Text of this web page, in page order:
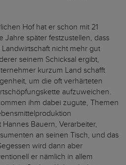
Hof hat er schon mit 21
Jahre später festzustellen, dass
nicht mehr gut
seinem Schicksal ergibt,
kurzum Land schafft
um die oft verhärteten
aufzuweichen.
ihm dabei zugute, Themen
Bauern, Verarbeiter,
an seinen Tisch, und das
wird dann aber
er nämlich in allem